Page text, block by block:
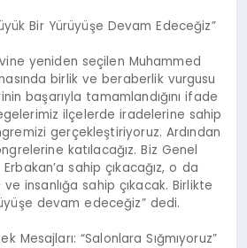
Bir Yürüyüşe Devam Edeceğiz”
yeniden seçilen Muhammed
birlik ve beraberlik vurgusu
başarıyla tamamlandığını ifade
ilçelerde iradelerine sahip
gerçekleştiriyoruz. Ardından
katılacağız. Biz Genel
Erbakan’a sahip çıkacağız, o da
insanlığa sahip çıkacak. Birlikte
devam edeceğiz” dedi.
Mesajları: “Salonlara Sığmıyoruz”